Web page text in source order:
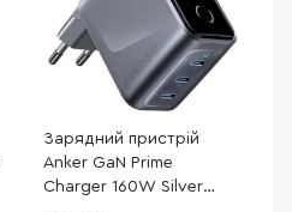
Зарядний пристрій
Anker GaN Prime
Charger 160W Silver